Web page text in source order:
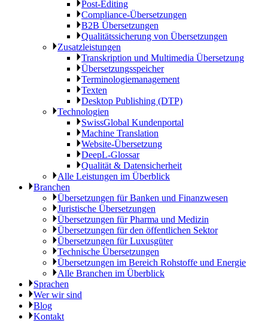
Post-Editing
Compliance-Übersetzungen
B2B Übersetzungen
Qualitätssicherung von Übersetzungen
Zusatzleistungen
Transkription und Multimedia Übersetzung
Übersetzungsspeicher
Terminologiemanagement
Texten
Desktop Publishing (DTP)
Technologien
SwissGlobal Kundenportal
Machine Translation
Website-Übersetzung
DeepL-Glossar
Qualität & Datensicherheit
Alle Leistungen im Überblick
Branchen
Übersetzungen für Banken und Finanzwesen
Juristische Übersetzungen
Übersetzungen für Pharma und Medizin
Übersetzungen für den öffentlichen Sektor
Übersetzungen für Luxusgüter
Technische Übersetzungen
Übersetzungen im Bereich Rohstoffe und Energie
Alle Branchen im Überblick
Sprachen
Wer wir sind
Blog
Kontakt